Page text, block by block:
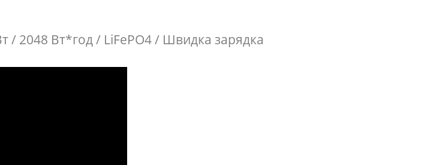
/ 2048 Вт*год / LiFePO4 / Швидка зарядка